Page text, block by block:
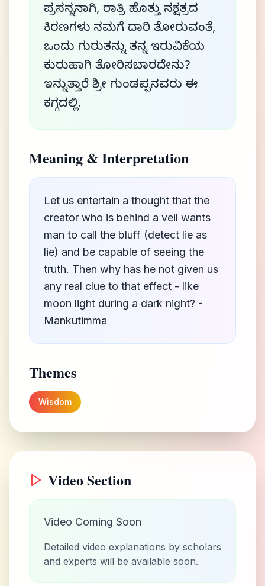
ಪ್ರಸನ್ನನಾಗಿ, ರಾತ್ರಿ ಹೊತ್ತು ನಕ್ಷತ್ರದ
ಕಿರಣಗಳು ನಮಗೆ ದಾರಿ ತೋರುವಂತೆ,
ಒಂದು ಗುರುತನ್ನು ತನ್ನ ಇರುವಿಕೆಯ
ಕುರುಹಾಗಿ ತೋರಿಸಬಾರದೇನು?
ಇನ್ನುತ್ತಾರೆ ಶ್ರೀ ಗುಂಡಪ್ಪನವರು ಈ
ಕಗ್ಗದಲ್ಲಿ.
Meaning & Interpretation
Let us entertain a thought that the
creator who is behind a veil wants
man to call the bluff (detect lie as
lie) and be capable of seeing the
truth. Then why has he not given us
any real clue to that effect - like
moon light during a dark night? -
Mankutimma
Themes
Wisdom
Video Section
Video Coming Soon
Detailed video explanations by scholars
and experts will be available soon.